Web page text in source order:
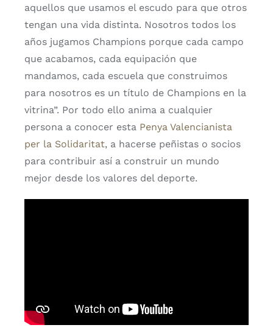
aquellos que usamos el escudo para que otros
tengan una vida distinta. Nosotros todos los
años jugamos Champions porque cada campo
que acabamos, cada equipación que
mandamos, cada escuela que construimos
para nosotros es un título de Champions en la
vitrina”. Por todo ello anima a cualquier
persona a conocer esta Penya Valencianista
per la Solidaritat, a hacerse peñistas o socios
para contribuir así a construir un mundo
mejor desde los valores del deporte.